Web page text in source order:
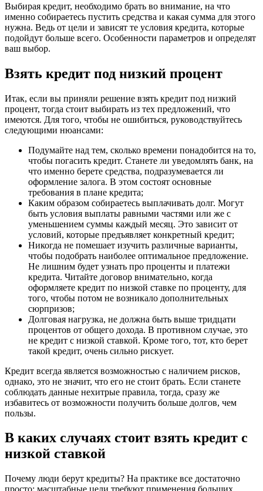
Выбирая кредит, необходимо брать во внимание, на что
именно собираетесь пустить средства и какая сумма для этого
нужна. Ведь от цели и зависят те условия кредита, которые
подойдут больше всего. Особенности параметров и определят
ваш выбор.
Взять кредит под низкий процент
Итак, если вы приняли решение взять кредит под низкий
процент, тогда стоит выбирать из тех предложений, что
имеются. Для того, чтобы не ошибиться, руководствуйтесь
следующими нюансами:
Подумайте над тем, сколько времени понадобится на то,
чтобы погасить кредит. Станете ли уведомлять банк, на
что именно берете средства, подразумевается ли
оформление залога. В этом состоят основные
требования в плане кредита;
Каким образом собираетесь выплачивать долг. Могут
быть условия выплаты равными частями или же с
уменьшением суммы каждый месяц. Это зависит от
условий, которые предъявляет конкретный кредит;
Никогда не помешает изучить различные варианты,
чтобы подобрать наиболее оптимальное предложение.
Не лишним будет узнать про проценты и платежи
кредита. Читайте договор внимательно, когда
оформляете кредит по низкой ставке по проценту, для
того, чтобы потом не возникало дополнительных
сюрпризов;
Долговая нагрузка, не должна быть выше тридцати
процентов от общего дохода. В противном случае, это
не кредит с низкой ставкой. Кроме того, тот, кто берет
такой кредит, очень сильно рискует.
Кредит всегда является возможностью с наличием рисков,
однако, это не значит, что его не стоит брать. Если станете
соблюдать данные нехитрые правила, тогда, сразу же
избавитесь от возможности получить больше долгов, чем
пользы.
В каких случаях стоит взять кредит с
низкой ставкой
Почему люди берут кредиты? На практике все достаточно